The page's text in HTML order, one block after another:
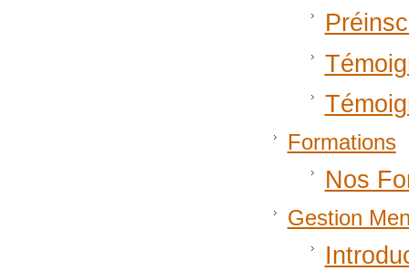
Formations
Nos
Gestion